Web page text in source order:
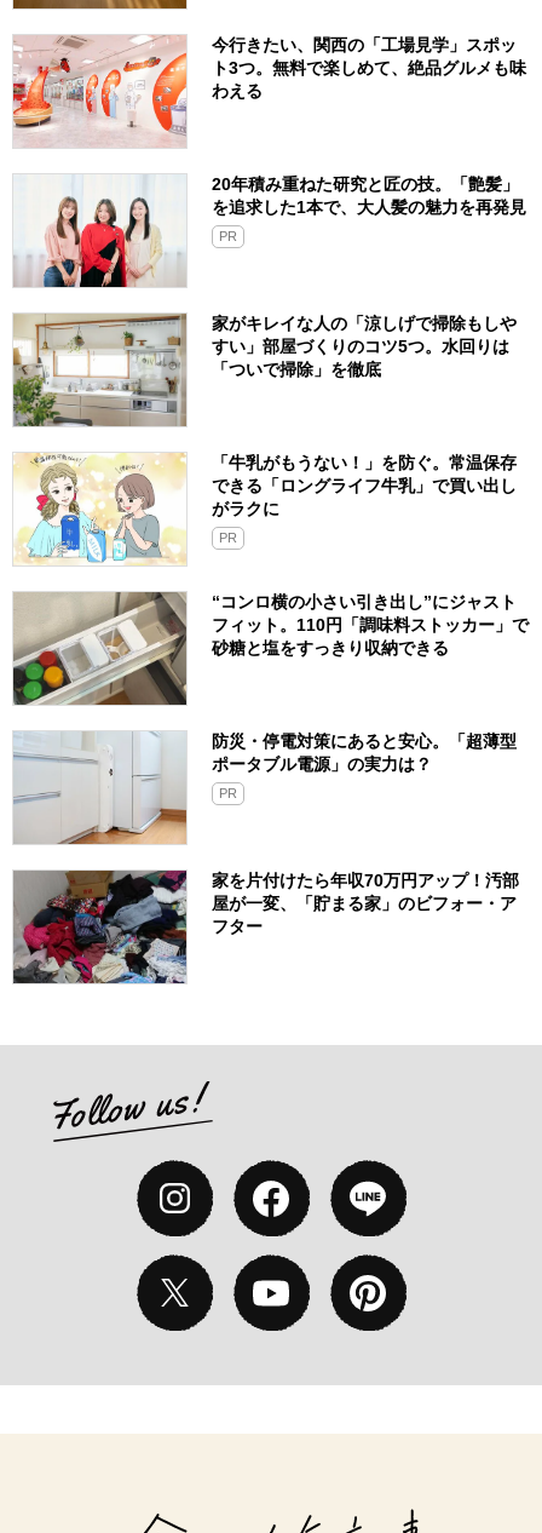
今行きたい、関西の「工場見学」スポッ
ト3つ。無料で楽しめて、絶品グルメも味
わえる
20年積み重ねた研究と匠の技。「艶髪」
を追求した1本で、大人髪の魅力を再発見
PR
家がキレイな人の「涼しげで掃除もしや
すい」部屋づくりのコツ5つ。水回りは
「ついで掃除」を徹底
「牛乳がもうない！」を防ぐ。常温保存
できる「ロングライフ牛乳」で買い出し
がラクに
PR
“コンロ横の小さい引き出し”にジャスト
フィット。110円「調味料ストッカー」で
砂糖と塩をすっきり収納できる
防災・停電対策にあると安心。「超薄型
ポータブル電源」の実力は？​
PR
家を片付けたら年収70万円アップ！汚部
屋が一変、「貯まる家」のビフォー・ア
フター